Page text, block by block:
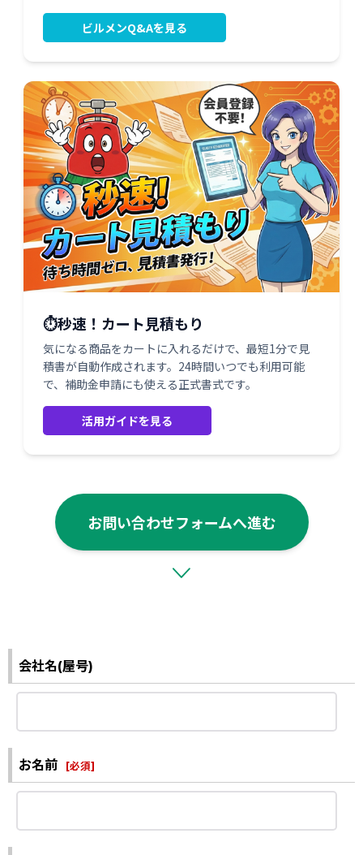
ビルメンQ&Aを見る
⏱️秒速！カート見積もり
気になる商品をカートに入れるだけで、最短1分で見
積書が自動作成されます。24時間いつでも利用可能
で、補助金申請にも使える正式書式です。
活用ガイドを見る
お問い合わせフォームへ進む
会社名(屋号)
お名前 [必須]